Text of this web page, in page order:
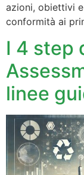
azioni, obiettivi
conformità ai
I 4 step
linee